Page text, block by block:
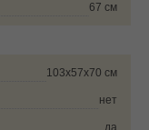
67 см
103х57х70 см
нет
да